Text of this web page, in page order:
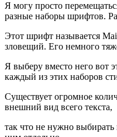
Я могу просто
разные наборы шрифтов.
Этот шрифт называется
зловещий. Его немного
Я выберу вместо него вот
каждый из этих наборов
Существует огромное
внешний вид всего текста,
так что не нужно выбирать